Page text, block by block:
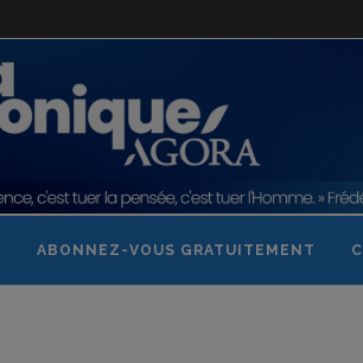
ABONNEZ-VOUS GRATUITEMENT